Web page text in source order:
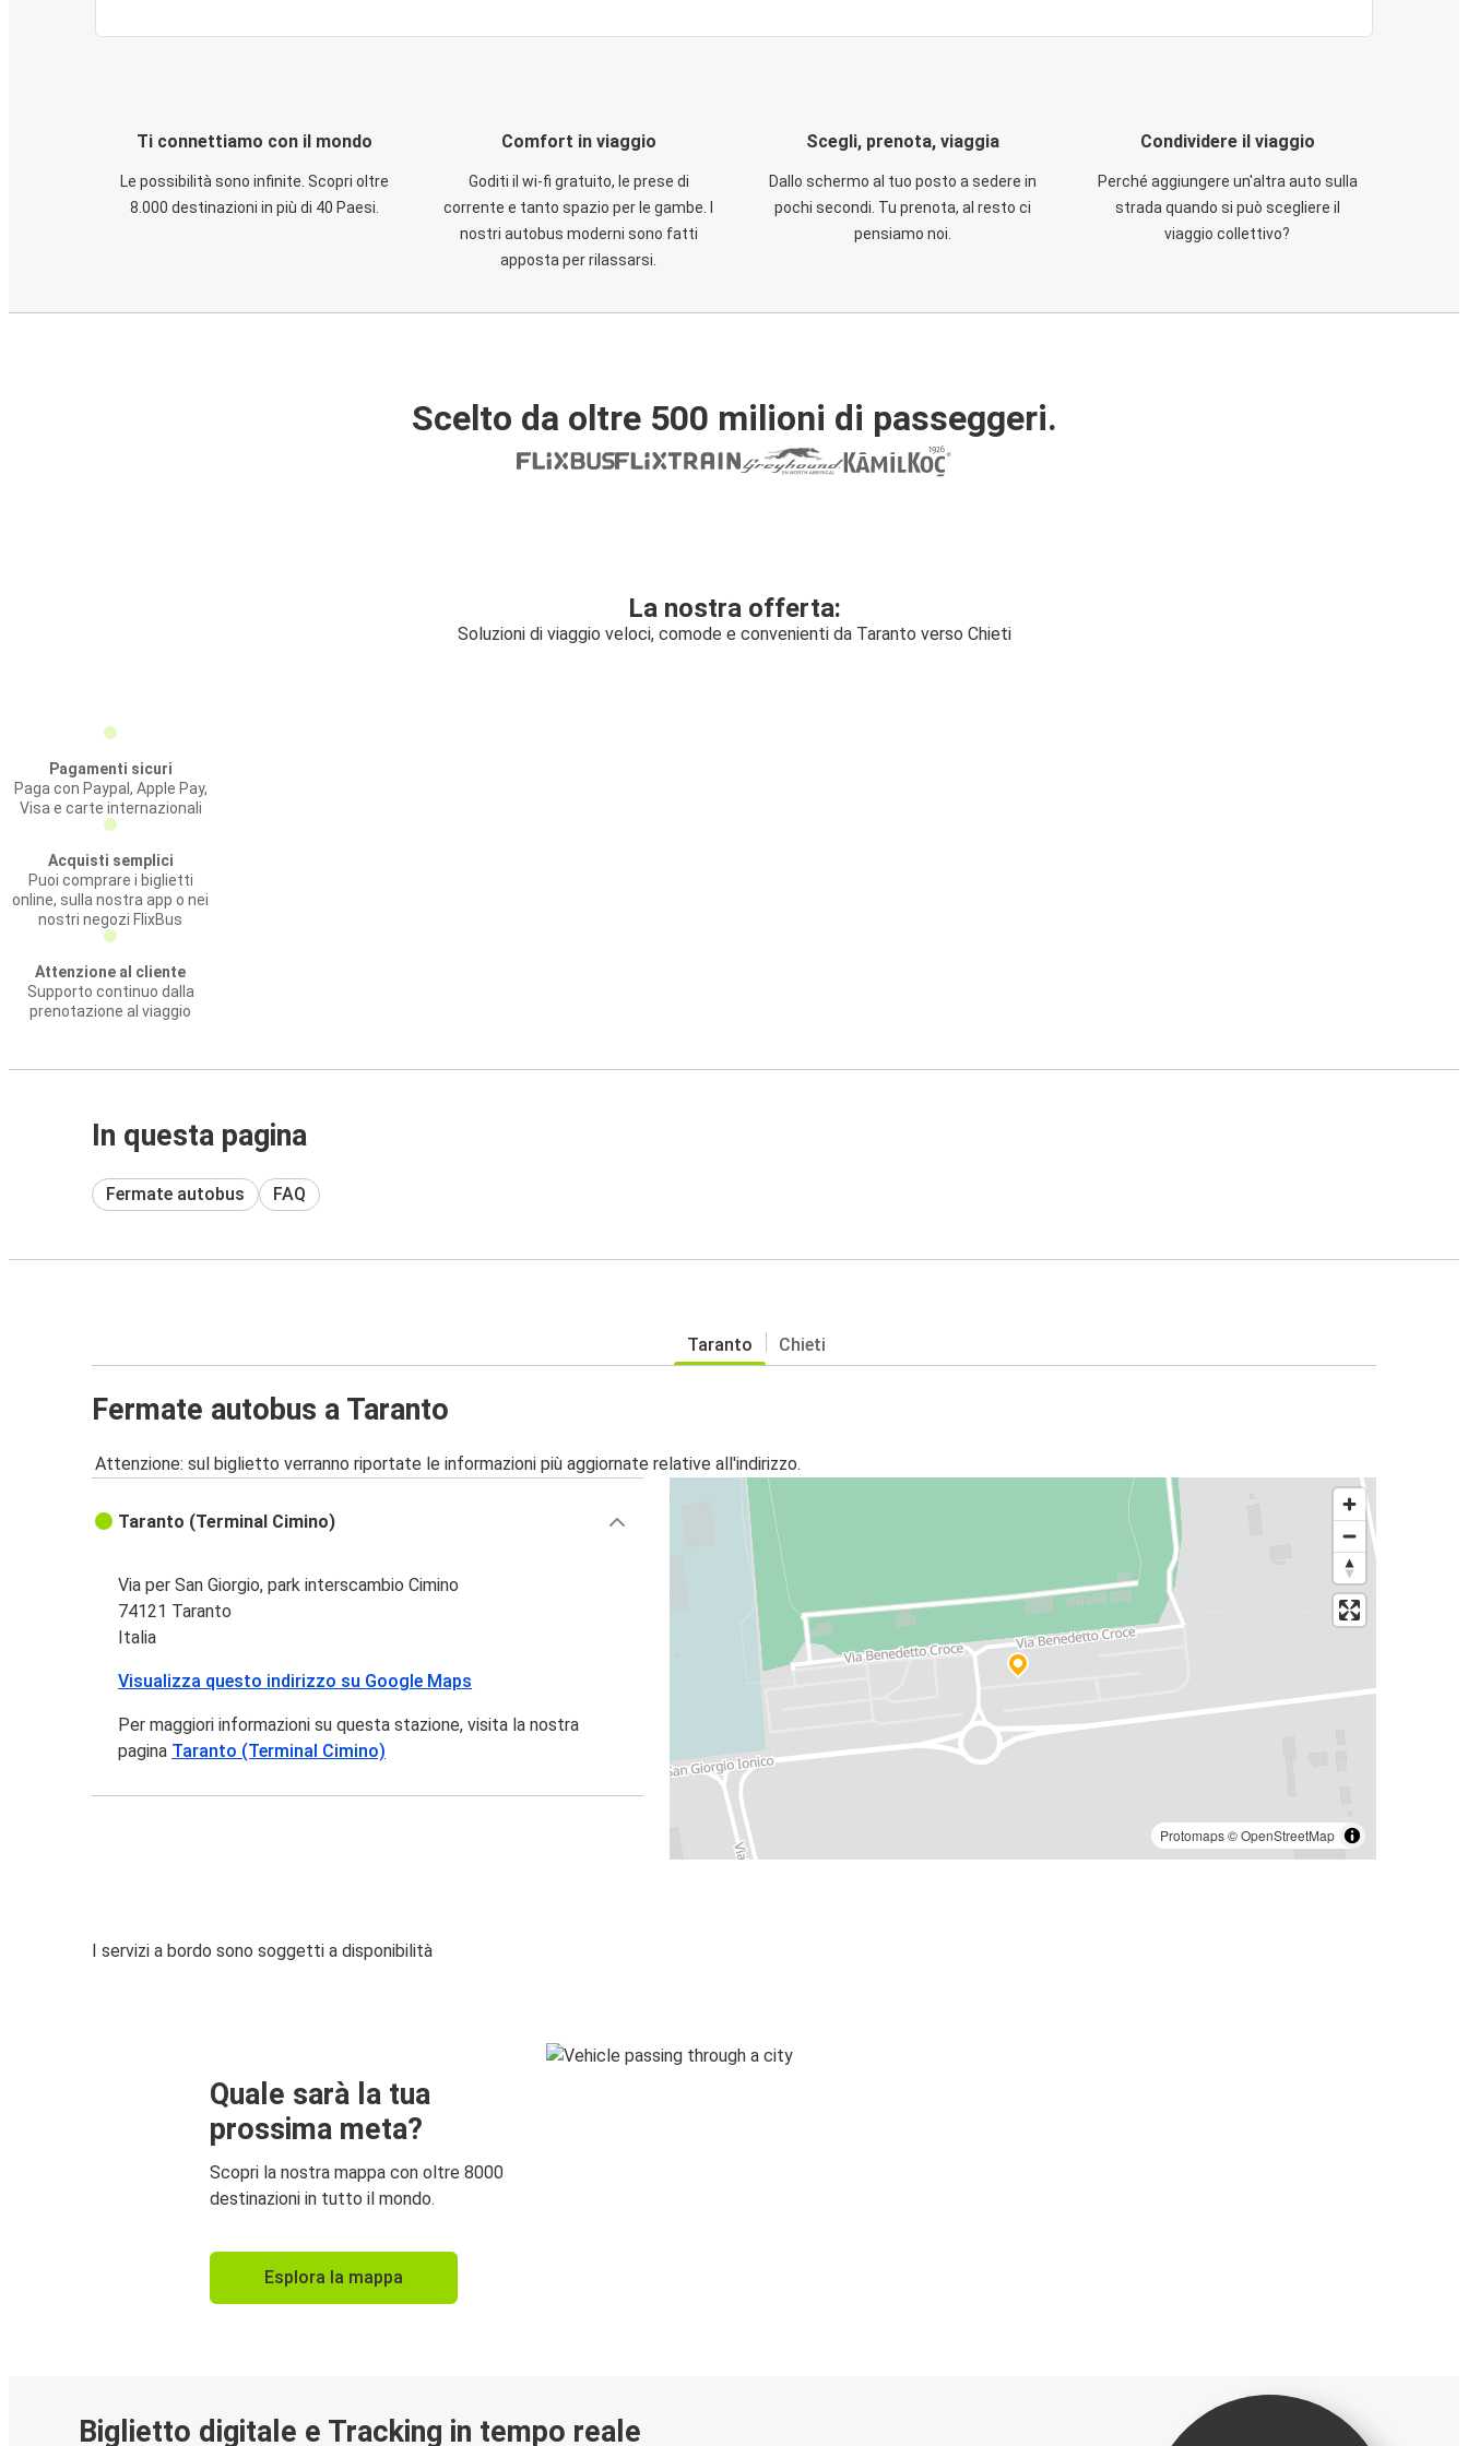
Ti connettiamo con il mondo
Le possibilità sono infinite. Scopri oltre
8.000 destinazioni in più di 40 Paesi.
Comfort in viaggio
Goditi il wi-fi gratuito, le prese di
corrente e tanto spazio per le gambe. I
nostri autobus moderni sono fatti
apposta per rilassarsi.
Scegli, prenota, viaggia
Dallo schermo al tuo posto a sedere in
pochi secondi. Tu prenota, al resto ci
pensiamo noi.
Condividere il viaggio
Perché aggiungere un'altra auto sulla
strada quando si può scegliere il
viaggio collettivo?
Scelto da oltre 500 milioni di passeggeri.
La nostra offerta:
Soluzioni di viaggio veloci, comode e convenienti da Taranto verso Chieti
Pagamenti sicuri
Paga con Paypal, Apple Pay,
Visa e carte internazionali
Acquisti semplici
Puoi comprare i biglietti
online, sulla nostra app o nei
nostri negozi FlixBus
Attenzione al cliente
Supporto continuo dalla
prenotazione al viaggio
In questa pagina
Fermate autobus FAQ
Taranto Chieti
Fermate autobus a Taranto
Attenzione: sul biglietto verranno riportate le informazioni più aggiornate relative all'indirizzo.
Protomaps©OpenStreetMap
Taranto (Terminal Cimino)
Via per San Giorgio, park interscambio Cimino
74121 Taranto
Italia
Visualizza questo indirizzo su Google Maps
Per maggiori informazioni su questa stazione, visita la nostra
pagina Taranto (Terminal Cimino)
I servizi a bordo sono soggetti a disponibilità
Quale sarà la tua
prossima meta?
Scopri la nostra mappa con oltre 8000
destinazioni in tutto il mondo.
Esplora la mappa
Biglietto digitale e Tracking in tempo reale